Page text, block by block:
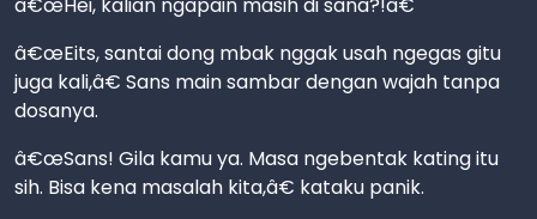
â€œEits, santai dong mbak nggak usah ngegas gitu
juga kali,â€ Sans main sambar dengan wajah tanpa
dosanya.
â€œSans! Gila kamu ya. Masa ngebentak kating itu
sih. Bisa kena masalah kita,â€ kataku panik.